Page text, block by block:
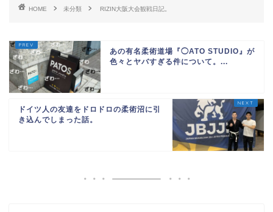
HOME 未分類 RIZIN大阪大会観戦日記。
あの有名柔術道場『◯ATO STUDIO』が
色々とヤバすぎる件について。...
ドイツ人の友達をドロドロの柔術沼に引
き込んでしまった話。